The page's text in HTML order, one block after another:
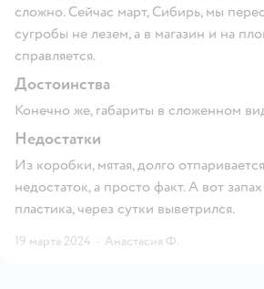
сложно. Сейчас март, Сибирь, мы
сугробы не лезем, а в магазин и на
справляется.
Достоинства
Конечно же, габариты в сложенном
Недостатки
Из коробки, мятая, долго
недостаток, а просто факт. А вот
пластика, через сутки выветрился.
19 марта 2024 · Анастасия Ф.